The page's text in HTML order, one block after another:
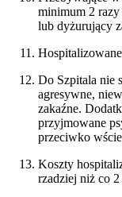
minimum 2
lub dyżurujący
Do Szpitala nie
agresywne,
zakaźne.
przyjmowane
przeciwko
Koszty
rzadziej niż co